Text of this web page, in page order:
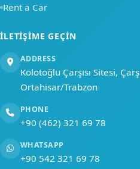
Rent a Car
İLETIŞIME GEÇIN
ADDRESS
Kolotoğlu Çarşısı Sitesi,
Ortahisar/Trabzon
PHONE
+90 (462) 321 69 78
WHATSAPP
+90 542 321 69 78